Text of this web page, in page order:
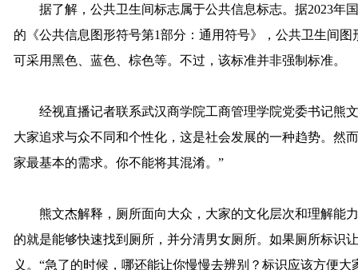
据了解，公共卫生间标志属于公共信息标志。据2023年
的《公共信息图形符号第1部分：通用符号》，公共卫生间
可采用黑色、蓝色、棕色等。不过，该标准并非强制标准。
经视直播记者联系武汉商学院工商管理学院党委书记熊
大家追求与众不同和个性化，这是社会发展的一种趋势。然
家最基本的需求。你不能将其混淆。”
熊文杰解释，厕所面向大众，大家的文化层次和理解能
的就是能够快速找到厕所，并分清男女厕所。如果厕所标识
义。“急了的时候，哪还能让你慢慢去辨别？标识应该方便